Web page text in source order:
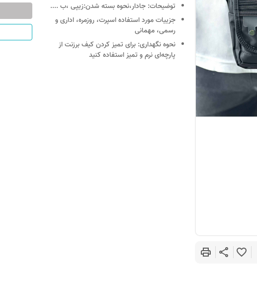
favorite_border
share
print
توضیحات: جادار،نحوه بسته شدن:زیپی ،ب ....
جزییاتمورد استفاده اسپرت، روزمره، اداری و
رسمی، مهمانی
نحوه نگهداری: برای تمیز کردن کیف برزنت از
پارچه‌ای نرم و تمیز استفاده کنید